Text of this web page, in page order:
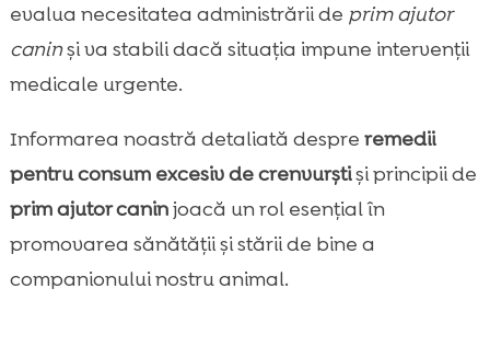
evalua necesitatea administrării de prim ajutor
caninși va stabili dacă situația impune intervenții
medicale urgente.
Informarea noastră detaliată despre remedii
pentru consum excesiv de crenvurștiși principii de
prim ajutor caninjoacă un rol esențial în
promovarea sănătății și stării de bine a
companionului nostru animal.